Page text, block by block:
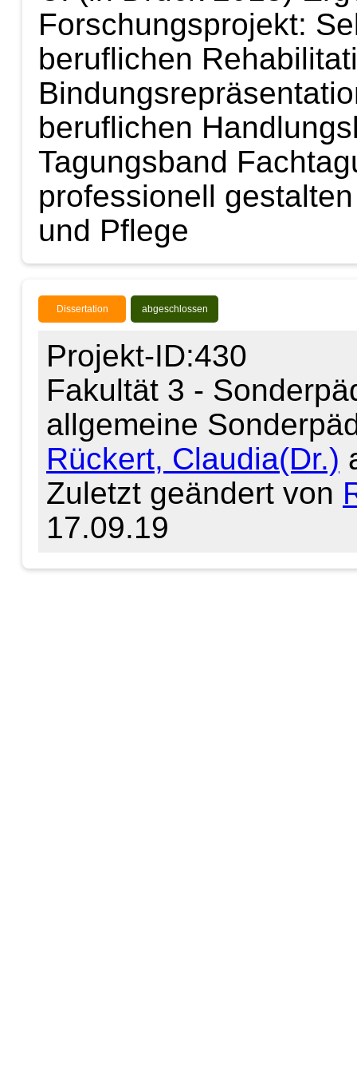
Forschungsprojekt:
beruflichen
beruflichen
Tagungsband
professionell
und Pflege
Dissertation abgeschlossen
Projekt-ID:430
Fakultät 3 -
allgemeine
Rückert, Claudia(Dr.)
Zuletzt geändert von
17.09.19